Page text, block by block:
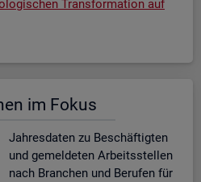
Trans­for­ma­ti­on auf
im Fokus
Jah­res­da­ten zu Be­schäf­tig­ten
und ge­mel­de­ten Ar­beits­stel­len
nach Bran­chen und Be­ru­fen für